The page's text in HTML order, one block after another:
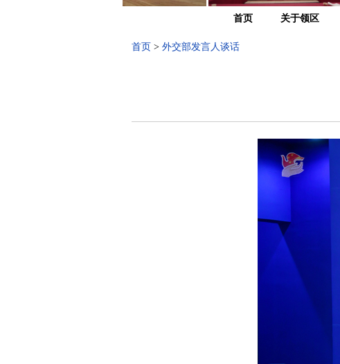
首页 关于领区
首页 > 外交部发言人谈话